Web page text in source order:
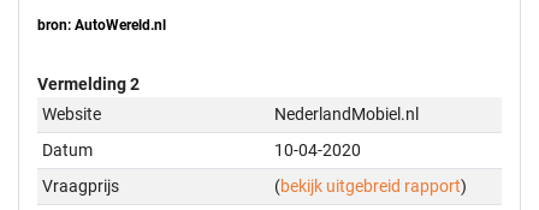
bron: AutoWereld.nl
Vermelding 2
Website
NederlandMobiel.nl
Datum
10-04-2020
Vraagprijs
(bekijk uitgebreid rapport)